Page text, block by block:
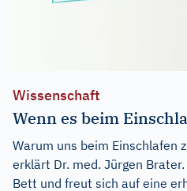
Wissenschaft
Wenn es beim
Warum uns beim Einschlafen
erklärt Dr. med. Jürgen
Bett und freut sich auf eine